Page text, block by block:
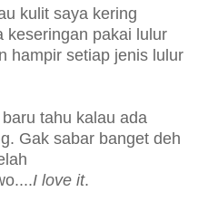
kulit saya kering
keseringan pakai lulur
hampir setiap jenis lulur
tahu kalau ada
Gak sabar banget deh
I love it.